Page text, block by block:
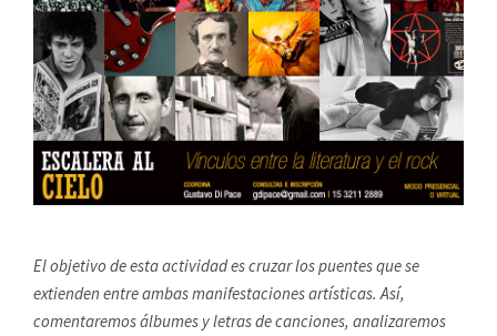
El objetivo de esta actividad es cruzar los puentes que se
extienden entre ambas manifestaciones artísticas. Así,
comentaremos álbumes y letras de canciones, analizaremos